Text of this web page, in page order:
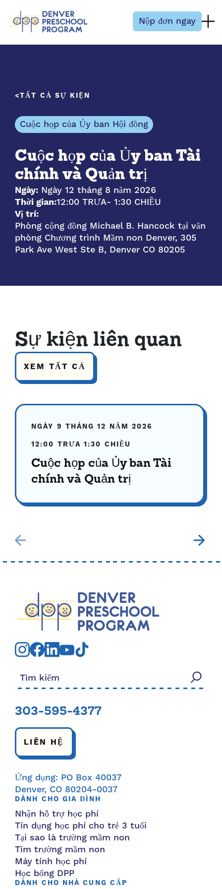
Nộp đơn ngay
TẤT CẢ SỰ KIỆN
Cuộc họp của Ủy ban Hội đồng
Cuộc họp của Ủy ban Tài
chính và Quản trị
Ngày: Ngày 12 tháng 8 năm 2026
Thời gian:12:00 TRƯA- 1:30 CHIỀU
Vị trí:
Phòng cộng đồng Michael B. Hancock tại văn
phòng Chương trình Mầm non Denver, 305
Park Ave West Ste B, Denver CO 80205
Sự kiện liên quan
XEM TẤT CẢ
NGÀY 9 THÁNG 12 NĂM 2026
12:00 TRƯA 1:30 CHIỀU
Cuộc họp của Ủy ban Tài
chính và Quản trị
Tìm kiếm:
303-595-4377
LIÊN HỆ
Ứng dụng: PO Box 40037
Denver, CO 80204-0037
DÀNH CHO GIA ĐÌNH
Nhận hỗ trợ học phí
Tín dụng học phí cho trẻ 3 tuổi
Tại sao là trường mầm non
Tìm trường mầm non
Máy tính học phí
Học bổng DPP
DÀNH CHO NHÀ CUNG CẤP